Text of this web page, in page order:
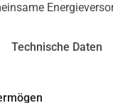
Technische Daten